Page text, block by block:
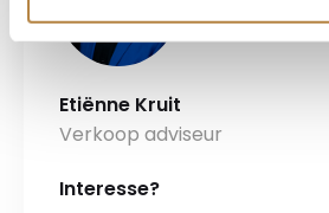
Etiënne Kruit
Verkoop adviseur
Interesse?